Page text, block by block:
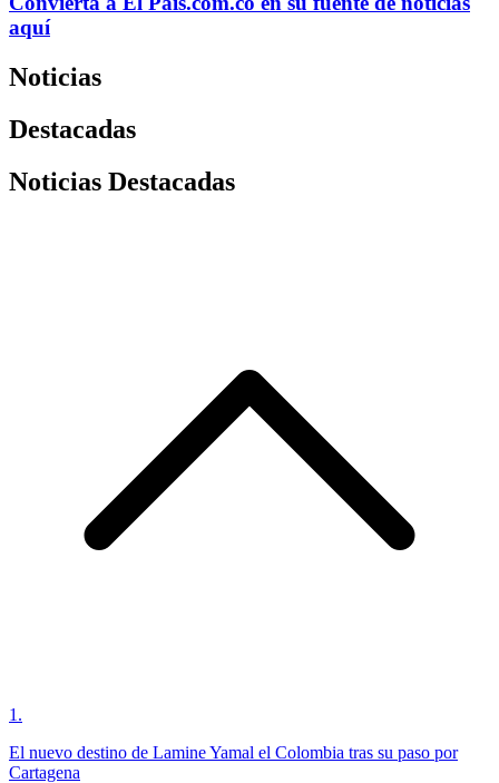
aquí
Noticias
Destacadas
Noticias Destacadas
1 .
El nuevo destino de Lamine Yamal el Colombia tras su paso por
Cartagena